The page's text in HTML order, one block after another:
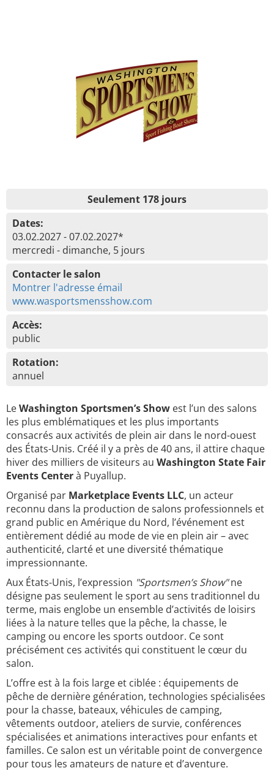
Seulement 178 jours
Dates:
03.02.2027 - 07.02.2027*
mercredi - dimanche, 5 jours
Contacter le salon
Montrer l'adresse émail
www.wasportsmensshow.com
Accès:
public
Rotation:
annuel
LeWashington Sportsmen’s Show est l’un des salons
les plus emblématiques et les plus importants
consacrés aux activités de plein air dans le nord-ouest
des États-Unis. Créé il y a près de 40 ans, il attire chaque
hiver des milliers de visiteurs au Washington State Fair
Events Centerà Puyallup.
Organisé par Marketplace Events LLC, un acteur
reconnu dans la production de salons professionnels et
grand public en Amérique du Nord, l’événement est
entièrement dédié au mode de vie en plein air – avec
authenticité, clarté et une diversité thématique
impressionnante.
Aux États-Unis, l’expression "Sportsmen’s Show"ne
désigne pas seulement le sport au sens traditionnel du
terme, mais englobe un ensemble d’activités de loisirs
liées à la nature telles que la pêche, la chasse, le
camping ou encore les sports outdoor. Ce sont
précisément ces activités qui constituent le cœur du
salon.
L’offre est à la fois large et ciblée : équipements de
pêche de dernière génération, technologies spécialisées
pour la chasse, bateaux, véhicules de camping,
vêtements outdoor, ateliers de survie, conférences
spécialisées et animations interactives pour enfants et
familles. Ce salon est un véritable point de convergence
pour tous les amateurs de nature et d’aventure.